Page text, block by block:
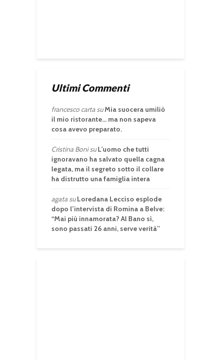
Ultimi Commenti
francesco cartasuMia suocera umiliò
il mio ristorante… ma non sapeva
cosa avevo preparato.
Cristina BonisuL’uomo che tutti
ignoravano ha salvato quella cagna
legata, ma il segreto sotto il collare
ha distrutto una famiglia intera
agatasuLoredana Lecciso esplode
dopo l’intervista di Romina a Belve:
“Mai più innamorata? Al Bano sì,
sono passati 26 anni, serve verità”